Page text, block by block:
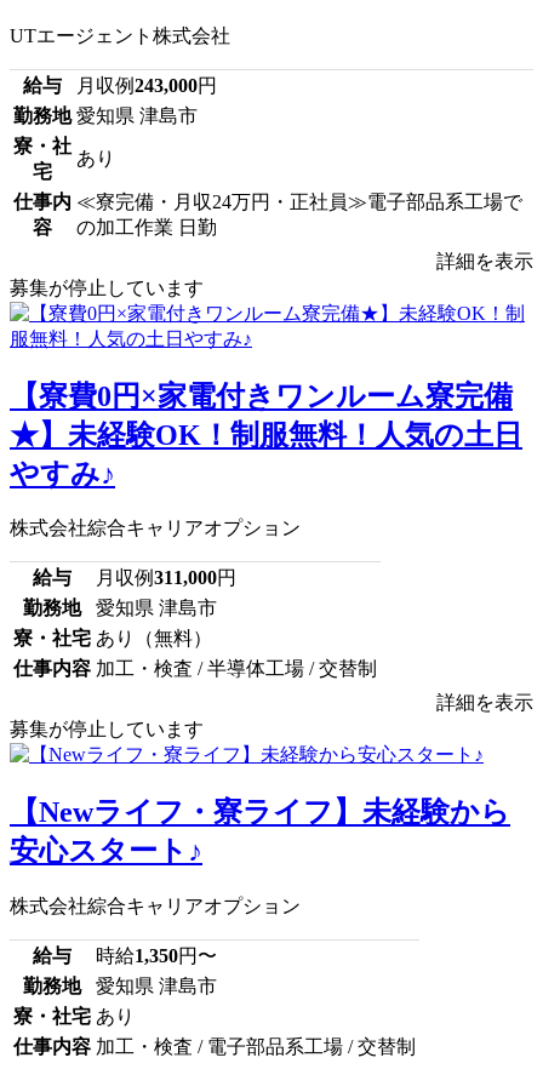
UTエージェント株式会社
給与 月収例243,000円
勤務地 愛知県 津島市
寮・社
宅
あり
仕事内
容
≪寮完備・月収24万円・正社員≫電子部品系工場で
の加工作業 日勤
詳細を表示
募集が停止しています
【寮費0円×家電付きワンルーム寮完備
★】未経験OK！制服無料！人気の土日
やすみ♪
株式会社綜合キャリアオプション
給与 月収例311,000円
勤務地
愛知県 津島市
寮・社宅 あり（無料）
仕事内容 加工・検査 / 半導体工場 / 交替制
詳細を表示
募集が停止しています
【Newライフ・寮ライフ】未経験から
安心スタート♪
株式会社綜合キャリアオプション
給与 時給1,350円〜
勤務地
愛知県 津島市
寮・社宅 あり
仕事内容 加工・検査 / 電子部品系工場 / 交替制